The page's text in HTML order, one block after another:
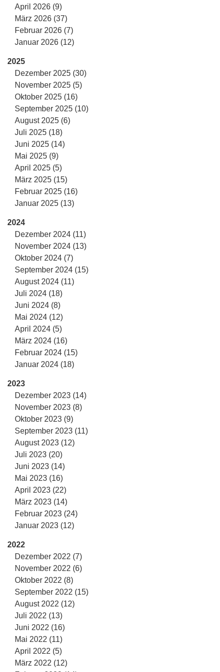
April 2026 (9)
März 2026 (37)
Februar 2026 (7)
Januar 2026 (12)
2025
Dezember 2025 (30)
November 2025 (5)
Oktober 2025 (16)
September 2025 (10)
August 2025 (6)
Juli 2025 (18)
Juni 2025 (14)
Mai 2025 (9)
April 2025 (5)
März 2025 (15)
Februar 2025 (16)
Januar 2025 (13)
2024
Dezember 2024 (11)
November 2024 (13)
Oktober 2024 (7)
September 2024 (15)
August 2024 (11)
Juli 2024 (18)
Juni 2024 (8)
Mai 2024 (12)
April 2024 (5)
März 2024 (16)
Februar 2024 (15)
Januar 2024 (18)
2023
Dezember 2023 (14)
November 2023 (8)
Oktober 2023 (9)
September 2023 (11)
August 2023 (12)
Juli 2023 (20)
Juni 2023 (14)
Mai 2023 (16)
April 2023 (22)
März 2023 (14)
Februar 2023 (24)
Januar 2023 (12)
2022
Dezember 2022 (7)
November 2022 (6)
Oktober 2022 (8)
September 2022 (15)
August 2022 (12)
Juli 2022 (13)
Juni 2022 (16)
Mai 2022 (11)
April 2022 (5)
März 2022 (12)